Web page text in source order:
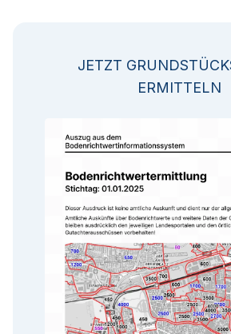
JETZT
ERMITTELN